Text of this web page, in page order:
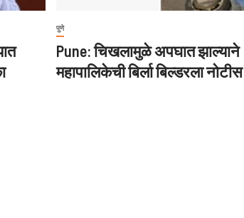
पुणे
Pune: चिखलामुळे अपघात झाल्याने
महापालिकेची बिर्ला बिल्डरला नोटीस